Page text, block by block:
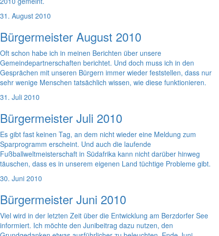
31. August 2010
Bürgermeister August 2010
Oft schon habe ich in meinen Berichten über unsere
Gemeindepartnerschaften berichtet. Und doch muss ich in den
Gesprächen mit unseren Bürgern immer wieder feststellen, dass nur
sehr wenige Menschen tatsächlich wissen, wie diese funktionieren.
31. Juli 2010
Bürgermeister Juli 2010
Es gibt fast keinen Tag, an dem nicht wieder eine Meldung zum
Sparprogramm erscheint. Und auch die laufende
Fußballweltmeisterschaft in Südafrika kann nicht darüber hinweg
täuschen, dass es in unserem eigenen Land tüchtige Probleme gibt.
30. Juni 2010
Bürgermeister Juni 2010
Viel wird in der letzten Zeit über die Entwicklung am Berzdorfer See
informiert. Ich möchte den Junibeitrag dazu nutzen, den